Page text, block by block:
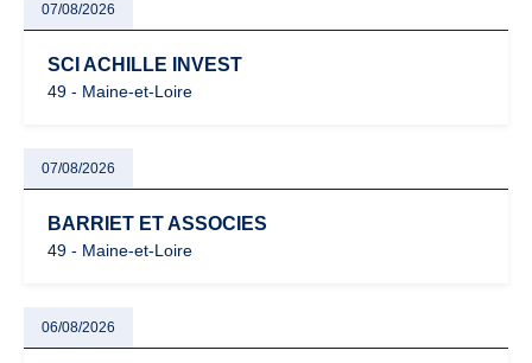
07/08/2026
SCI ACHILLE INVEST
49 - Maine-et-Loire
07/08/2026
BARRIET ET ASSOCIES
49 - Maine-et-Loire
06/08/2026